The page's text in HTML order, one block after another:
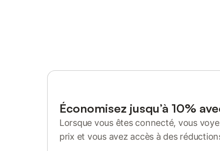
stocker
même
sécurisé
Économisez jusqu’à 10%
Lorsque vous êtes connecté, vous
prix et vous avez accès à des